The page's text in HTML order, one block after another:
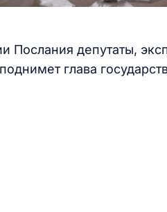
Послания депутаты,
глава